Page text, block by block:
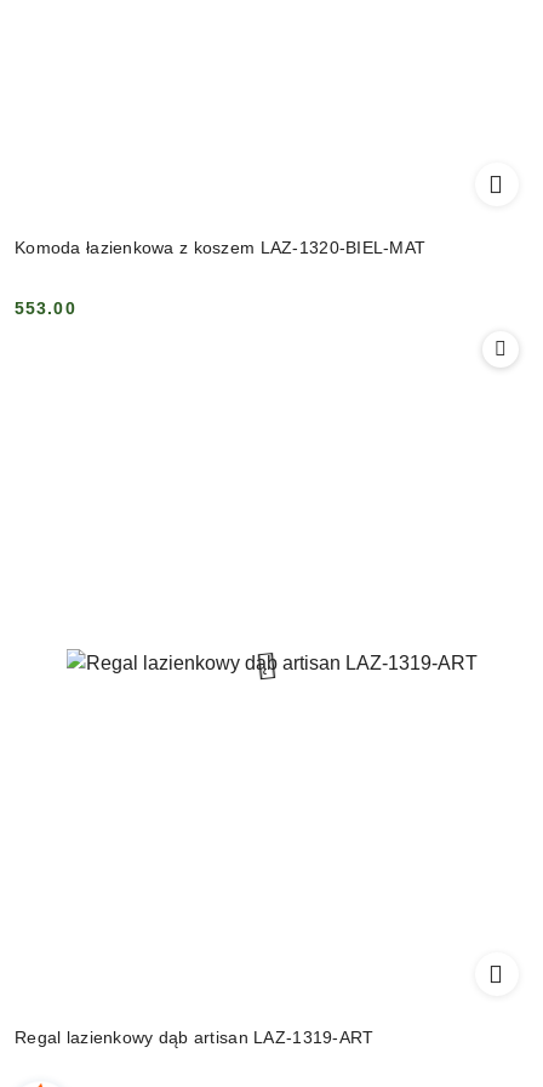
Komoda łazienkowa z koszem LAZ-1320-BIEL-MAT
Cena:
553.00
Regal lazienkowy dąb artisan LAZ-1319-ART